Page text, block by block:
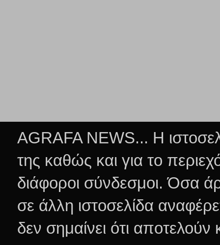
AGRAFA NEWS... Η
της καθώς και για το
διάφοροι σύνδεσμοι.Όσα
σε άλλη ιστοσελίδα
δεν σημαίνει ότι